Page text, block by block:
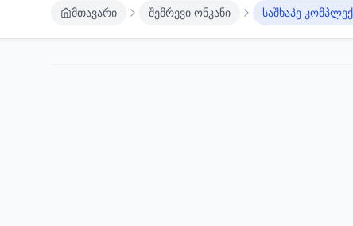
მთავარი შემრევი ონკანი